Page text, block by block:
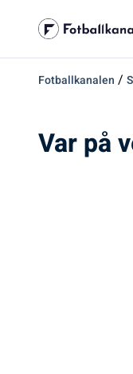
Fotballkanalen /
Var på